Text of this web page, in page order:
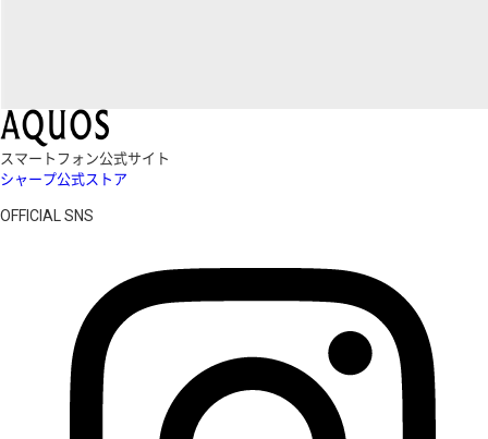
スマートフォン公式サイト
シャープ公式ストア
OFFICIAL SNS